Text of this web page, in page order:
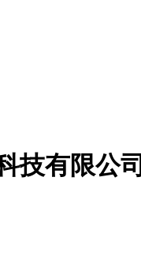
技有限公司